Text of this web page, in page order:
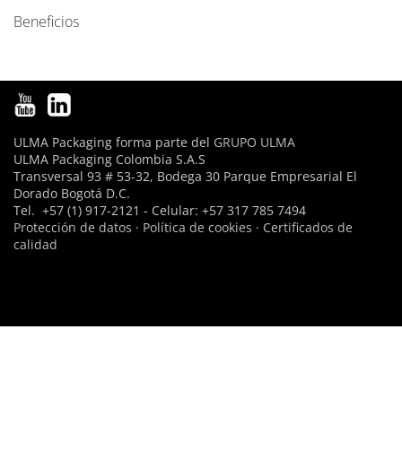
Beneficios
ULMA Packaging forma parte del GRUPO ULMA
ULMA Packaging Colombia S.A.S
Transversal 93 # 53-32, Bodega 30 Parque Empresarial El
Dorado Bogotá D.C.
Tel. +57 (1) 917-2121 - Celular: +57 317 785 7494
Protección de datos · Política de cookies · Certificados de
calidad